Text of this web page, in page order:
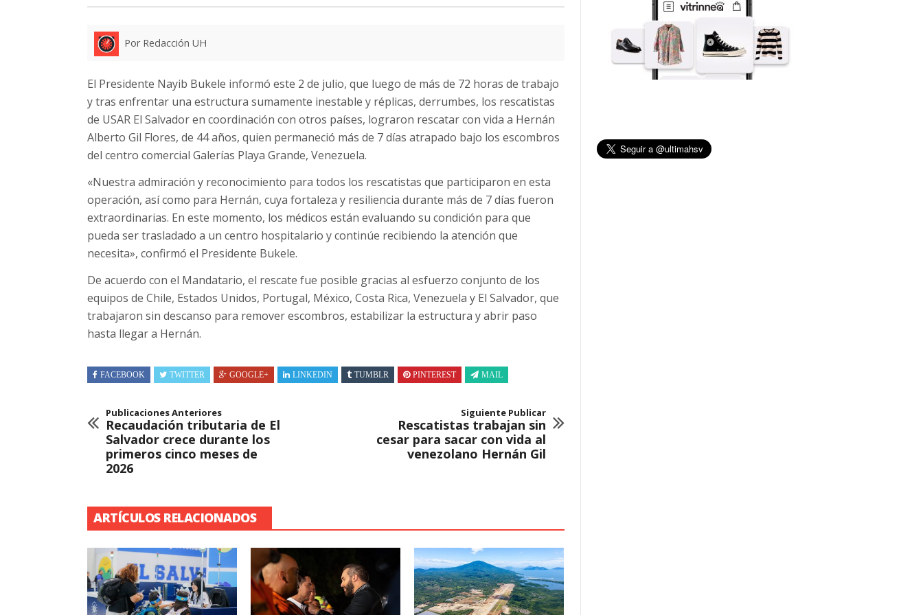
Por Redacción UH
El Presidente Nayib Bukele informó este 2 de julio, que luego de más de 72 horas de trabajo
y tras enfrentar una estructura sumamente inestable y réplicas, derrumbes, los rescatistas
de USAR El Salvador en coordinación con otros países, lograron rescatar con vida a Hernán
Alberto Gil Flores, de 44 años, quien permaneció más de 7 días atrapado bajo los escombros
del centro comercial Galerías Playa Grande, Venezuela.
«Nuestra admiración y reconocimiento para todos los rescatistas que participaron en esta
operación, así como para Hernán, cuya fortaleza y resiliencia durante más de 7 días fueron
extraordinarias. En este momento, los médicos están evaluando su condición para que
pueda ser trasladado a un centro hospitalario y continúe recibiendo la atención que
necesita», confirmó el Presidente Bukele.
De acuerdo con el Mandatario, el rescate fue posible gracias al esfuerzo conjunto de los
equipos de Chile, Estados Unidos, Portugal, México, Costa Rica, Venezuela y El Salvador, que
trabajaron sin descanso para remover escombros, estabilizar la estructura y abrir paso
hasta llegar a Hernán.
FACEBOOK TWITTER GOOGLE+ LINKEDIN TUMBLR PINTEREST MAIL
Publicaciones Anteriores
Recaudación tributaria de El
Salvador crece durante los
primeros cinco meses de
2026
Siguiente Publicar
Rescatistas trabajan sin
cesar para sacar con vida al
venezolano Hernán Gil
ARTÍCULOS RELACIONADOS